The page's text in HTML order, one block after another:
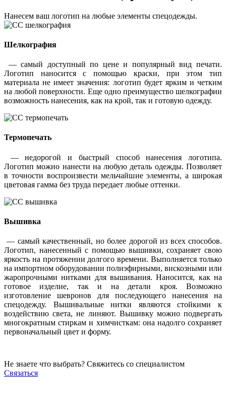
Нанесем ваш логотип на любые элементы спецодежды.
Шелкография
— самый доступный по цене и популярный вид печати.
Логотип наносится с помощью краски, при этом тип
материала не имеет значения: логотип будет ярким и четким
на любой поверхности. Еще одно преимущество шелкографии
возможность нанесения, как на крой, так и готовую одежду.
Термопечать
— недорогой и быстрый способ нанесения логотипа.
Логотип можно нанести на любую деталь одежды. Позволяет
в точности воспроизвести мельчайшие элементы, а широкая
цветовая гамма без труда передает любые оттенки.
Вышивка
— самый качественный, но более дорогой из всех способов.
Логотип, нанесенный с помощью вышивки, сохраняет свою
яркость на протяжении долгого времени. Выполняется только
на импортном оборудовании полиэфирными, вискозными или
жаропрочными нитками для вышивания. Наносится, как на
готовое изделие, так и на детали кроя. Возможно
изготовление шевронов для последующего нанесения на
спецодежду. Вышивальные нитки являются стойкими к
воздействию света, не линяют. Вышивку можно подвергать
многократным стиркам и химчисткам: она надолго сохраняет
первоначальный цвет и форму.
Не знаете что выбрать? Свяжитесь со специалистом
Связаться